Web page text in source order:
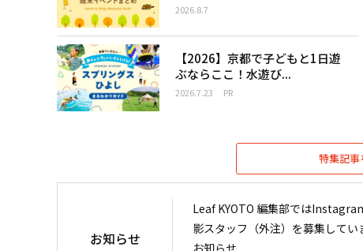
2026.8.7
【2026】京都で子どもと1日遊
ぶならここ！水遊び...
2026.7.23 PR
特集記事
お知らせ
Leaf KYOTO 編集部では
影スタッフ（外注）を募集してい
お知らせ